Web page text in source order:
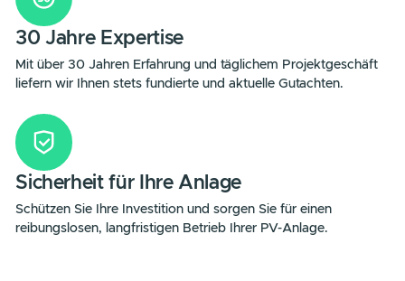
1PUNKT5 Gutachten im
Risiken nachhaltig minimieren
Unsere Gutachten helfen, Betriebsausfälle,
und Brände frühzeitig zu vermeiden.